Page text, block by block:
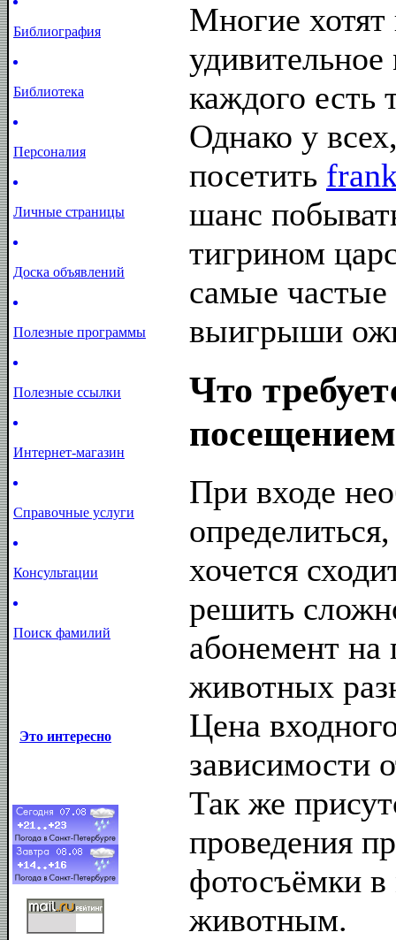
Библиография
Библиотека
Персоналия
Личные страницы
Доска объявлений
Полезные программы
Полезные ссылки
Интернет-магазин
Справочные услуги
Консультации
Поиск фамилий
Это интересно
Многие хотят
каждого есть
Однако у
посетить
шанс
тигрином
самые
выигрыши
Что
посещением
При входе
хочется
решить
абонемент на
животных
Цена
зависимости
Так же
проведения
фотосъёмки
животным.